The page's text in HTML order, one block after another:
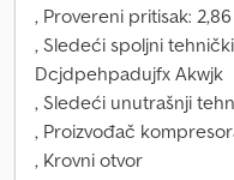
, Provereni pritisak:
, Sledeći spoljni
Dcjdpehpadujfx Akwjk
, Sledeći unutrašnji
, Proizvođač
, Krovni otvor